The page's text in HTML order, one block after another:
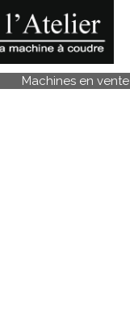
Machines en vente